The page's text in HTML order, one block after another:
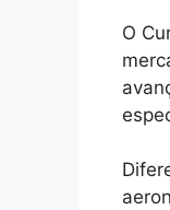
O